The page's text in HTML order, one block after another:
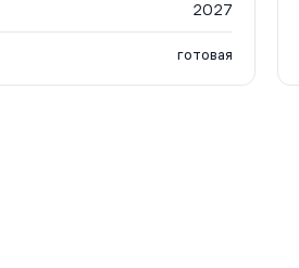
2027
готовая